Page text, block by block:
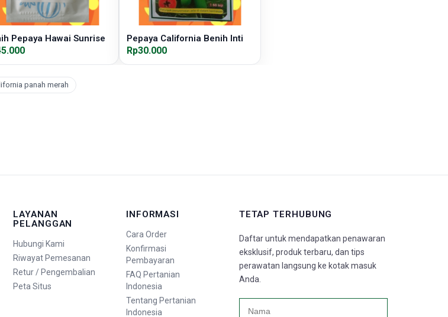
Pepaya Hawai Sunrise Pepaya California Benih Inti
Rp30.000
panah merah
LAYANAN
PELANGGAN
Hubungi Kami
Riwayat Pemesanan
Retur / Pengembalian
Peta Situs
INFORMASI
Cara Order
Konfirmasi
Pembayaran
FAQ Pertanian
Indonesia
Tentang Pertanian
Indonesia
TETAP TERHUBUNG
Daftar untuk mendapatkan penawaran
eksklusif, produk terbaru, dan tips
perawatan langsung ke kotak masuk
Anda.